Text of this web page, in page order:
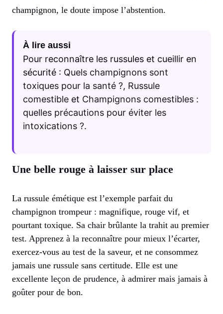
champignon, le doute impose l’abstention.
À lire aussi
Pour reconnaître les russules et cueillir en
sécurité : Quels champignons sont
toxiques pour la santé ?, Russule
comestible et Champignons comestibles :
quelles précautions pour éviter les
intoxications ?.
Une belle rouge à laisser sur place
La russule émétique est l’exemple parfait du
champignon trompeur : magnifique, rouge vif, et
pourtant toxique. Sa chair brûlante la trahit au premier
test. Apprenez à la reconnaître pour mieux l’écarter,
exercez-vous au test de la saveur, et ne consommez
jamais une russule sans certitude. Elle est une
excellente leçon de prudence, à admirer mais jamais à
goûter pour de bon.